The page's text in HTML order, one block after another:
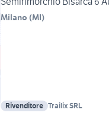
Milano (MI)
Rivenditore Trailix SRL